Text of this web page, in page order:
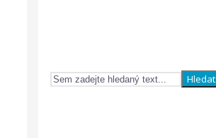
Hledat